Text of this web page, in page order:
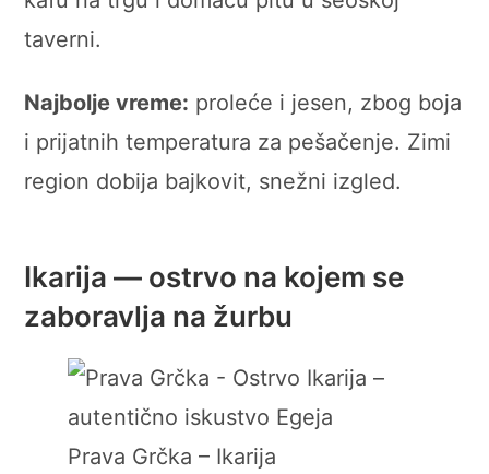
taverni.
Najbolje vreme: proleće i jesen, zbog boja
i prijatnih temperatura za pešačenje. Zimi
region dobija bajkovit, snežni izgled.
Ikarija — ostrvo na kojem se
zaboravlja na žurbu
Prava Grčka – Ikarija